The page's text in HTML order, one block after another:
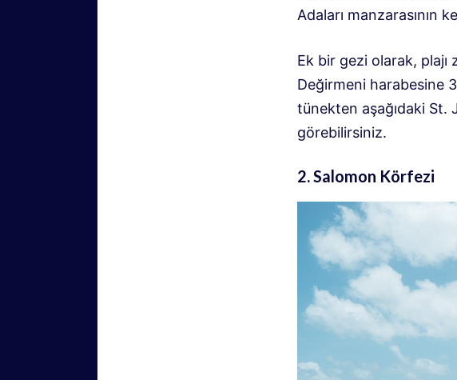
Adaları manzarasının
Ek bir gezi olarak, plajı
Değirmeni harabesine
tünekten aşağıdaki St.
görebilirsiniz.
2. Salomon Körfezi